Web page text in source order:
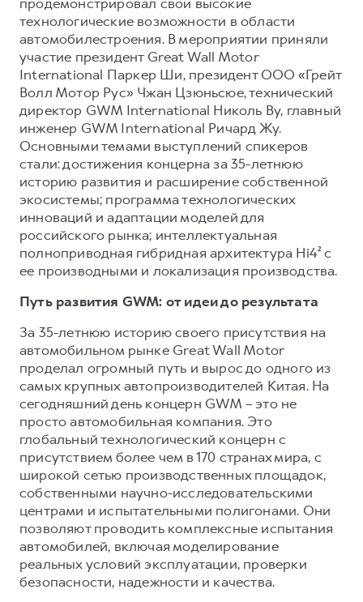
HAVAL Лизинг
АКСЕССУАРЫ HAVAL
Автомобильные аксессуары
Коллекция PRO
Коллекция Базовая
Коллекция Детская
АКСЕССУАРЫ HAVAL
Автомобильные аксессуары
Коллекция PRO
Коллекция Базовая
Коллекция Детская
технологические возможности в области
автомобилестроения. В мероприятии приняли
участие президент Great Wall Motor
International Паркер Ши, президент ООО «Грейт
Волл Мотор Рус» Чжан Цзюньсюе, технический
директор GWM International Николь Ву, главный
инженер GWM International Ричард Жу.
Основными темами выступлений спикеров
стали: достижения концерна за 35-летнюю
историю развития и расширение собственной
экосистемы; программа технологических
инноваций и адаптации моделей для
российского рынка; интеллектуальная
полноприводная гибридная архитектура Hi4² с
ее производными и локализация производства.
Путь развития GWM: от идеи до результата
За 35-летнюю историю своего присутствия на
автомобильном рынке Great Wall Motor
проделал огромный путь и вырос до одного из
самых крупных автопроизводителей Китая. На
сегодняшний день концерн GWM – это не
просто автомобильная компания. Это
глобальный технологический концерн с
присутствием более чем в 170 странах мира, с
широкой сетью производственных площадок,
собственными научно-исследовательскими
центрами и испытательными полигонами. Они
позволяют проводить комплексные испытания
автомобилей, включая моделирование
реальных условий эксплуатации, проверки
безопасности, надежности и качества.